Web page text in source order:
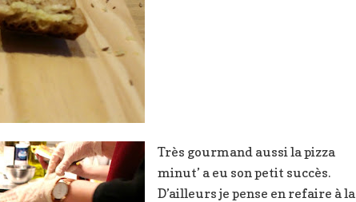
Très gourmand aussi la pizza
minut’ a eu son petit succès.
D’ailleurs je pense en refaire à la